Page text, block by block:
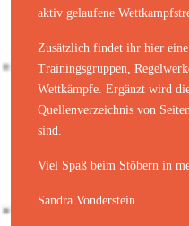
aktiv gelaufene
Zusätzlich findet ihr hier
Trainingsgruppen,
Wettkämpfe. Ergänzt wird
Quellenverzeichnis von
sind.
Viel Spaß beim Stöbern in
Sandra Vonderstein